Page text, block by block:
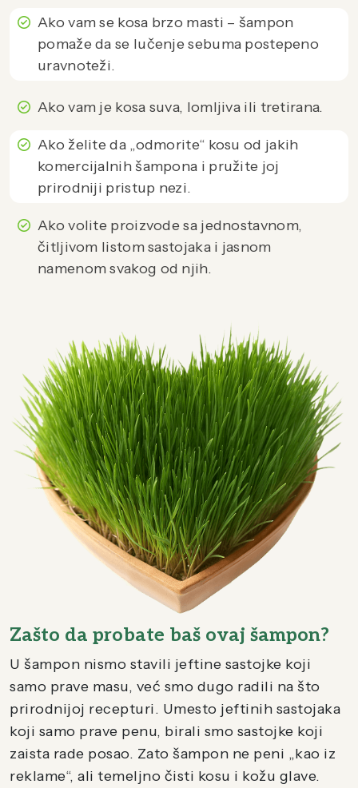
Ako vam se kosa brzo masti – šampon
pomaže da se lučenje sebuma postepeno
uravnoteži.
Ako vam je kosa suva, lomljiva ili tretirana.
Ako želite da „odmorite“ kosu od jakih
komercijalnih šampona i pružite joj
prirodniji pristup nezi.
Ako volite proizvode sa jednostavnom,
čitljivom listom sastojaka i jasnom
namenom svakog od njih.
Zašto da probate baš ovaj šampon?
U šampon nismo stavili jeftine sastojke koji
samo prave masu, već smo dugo radili na što
prirodnijoj recepturi. Umesto jeftinih sastojaka
koji samo prave penu, birali smo sastojke koji
zaista rade posao. Zato šampon ne peni „kao iz
reklame“, ali temeljno čisti kosu i kožu glave.